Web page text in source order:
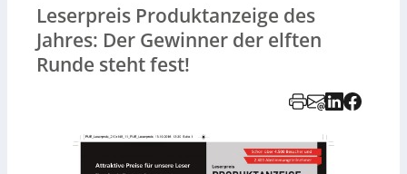
Leserpreis Produktanzeige des
Jahres: Der Gewinner der elften
Runde steht fest!